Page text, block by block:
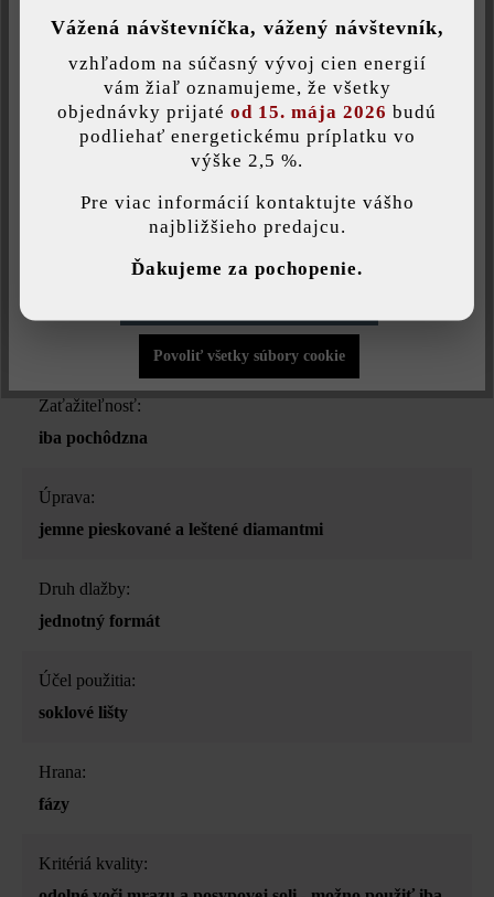
poradíme.
Druh produktu:
Zaťažiteľnosť:
iba pochôdzna
Úprava:
jemne pieskované a leštené diamantmi
Druh dlažby:
jednotný formát
Účel použitia:
soklové lišty
Hrana:
fázy
Kritériá kvality:
Uložiť individuálne nastavenie
Táto webová stránka používa súbory cookie, aby vám ponúkla
Povoliť všetky súbory cookie
Vážená návštevníčka, vážený návštevník,
vzhľadom na súčasný vývoj cien energií
vám žiaľ oznamujeme, že všetky
objednávky prijaté od 15. mája 2026 budú
podliehať energetickému príplatku vo
výške 2,5 %.
Pre viac informácií kontaktujte vášho
najbližšieho predajcu.
Ďakujeme za pochopenie.